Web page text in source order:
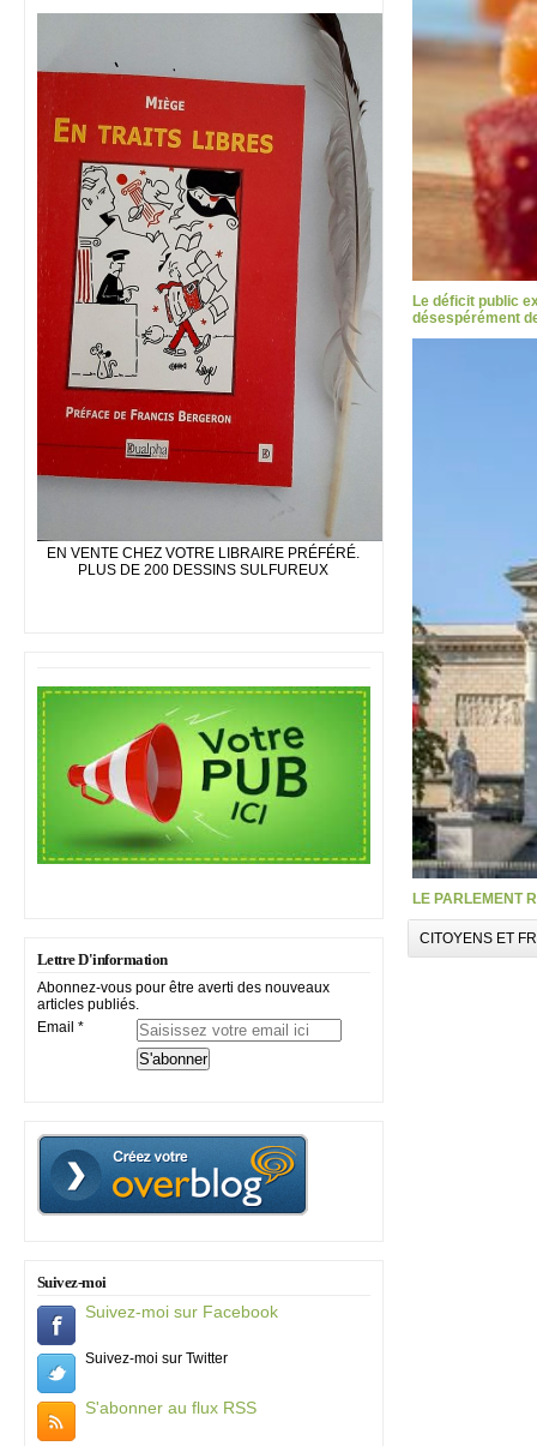
EN VENTE CHEZ VOTRE LIBRAIRE PRÉFÉRÉ.
PLUS DE 200 DESSINS SULFUREUX
Lettre D'information
Abonnez-vous pour être averti des nouveaux
articles publiés.
Email
Suivez-moi
Suivez-moi sur Facebook
Suivez-moi sur Twitter
S'abonner au flux RSS
Le déficit public
désespérément
LE PARLEMENT
CITOYENS ET